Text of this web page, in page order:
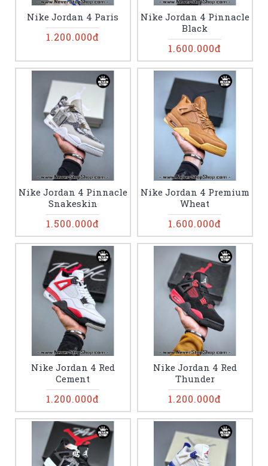
Nike Jordan 4 Paris
1.200.000đ
Nike Jordan 4 Pinnacle
Black
1.600.000đ
Nike Jordan 4 Pinnacle
Snakeskin
1.500.000đ
Nike Jordan 4 Premium
Wheat
1.600.000đ
Nike Jordan 4 Red
Cement
1.200.000đ
Nike Jordan 4 Red
Thunder
1.200.000đ